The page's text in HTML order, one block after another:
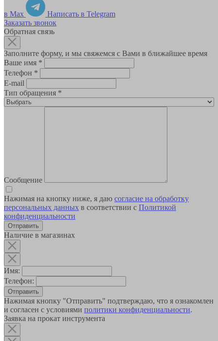
в Max
Написать в Telegram
Заказать звонок
Обратная связь
Заполните форму, и мы свяжемся с Вами в ближайшее время
Ваше имя *
Телефон *
E-mail
Тип обращения *
Сообщение
Нажимая на кнопку ниже, я даю согласие на обработку
персональных данных в соответствии с Политикой
конфиденциальности
Наличие в магазинах
Имя:
Телефон:
Отправить
Нажимая кнопку "Отправить" подтверждаю, что я ознакомлен
и согласен с условиями политики конфиденциальности.
Заявка на прокат инструмента